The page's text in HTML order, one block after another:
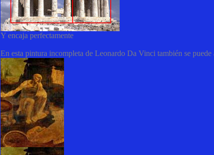
Y encaja perfectamente
En esta pintura incompleta de Leonardo Da Vinci también se puede